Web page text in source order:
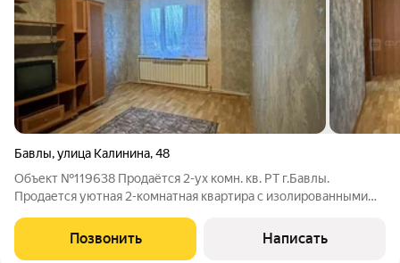
Бавлы,улица Калинина,48
Объект №119638 Продаётся 2-ух комн. кв. РТ г.Бавлы.
Продается уютная 2-комнатная квартира с изолированными
адресу: Республика Татарстан, г. Бавлы, улица Калинина, дом
48. Квартира расположена на
Позвонить Написать